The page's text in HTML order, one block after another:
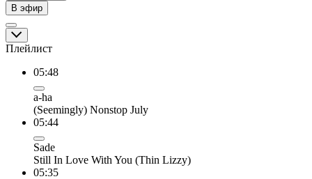
В эфир
Плейлист
05:48
a-ha
(Seemingly) Nonstop July
05:44
Sade
Still In Love With You (Thin Lizzy)
05:35